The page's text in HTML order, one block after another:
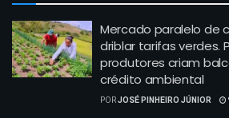
Mercado paralelo de
driblar tarifas verdes.
produtores criam
crédito ambiental
PORJOSÉ PINHEIRO JÚNIOR